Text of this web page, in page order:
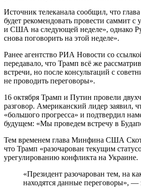
Источник телеканала сообщил, что
будет рекомендовать провести саммит
и США на следующей неделе», однако
снова поговорить на этой неделе».
Ранее агентство РИА Новости со
передавало, что Трамп всё же
встречи, но после консультаций с
не проводить переговоры».
16 октября Трамп и Путин провели
разговор. Американский лидер заявил,
«большого прогресса» и подтвердил
будущем: «Мы проведем встречу в
Тем временем глава Минфина США
что Трамп «разочарован текущим
урегулированию конфликта на Украине.
«Президент разочарован тем, на
находятся данные переговоры», —